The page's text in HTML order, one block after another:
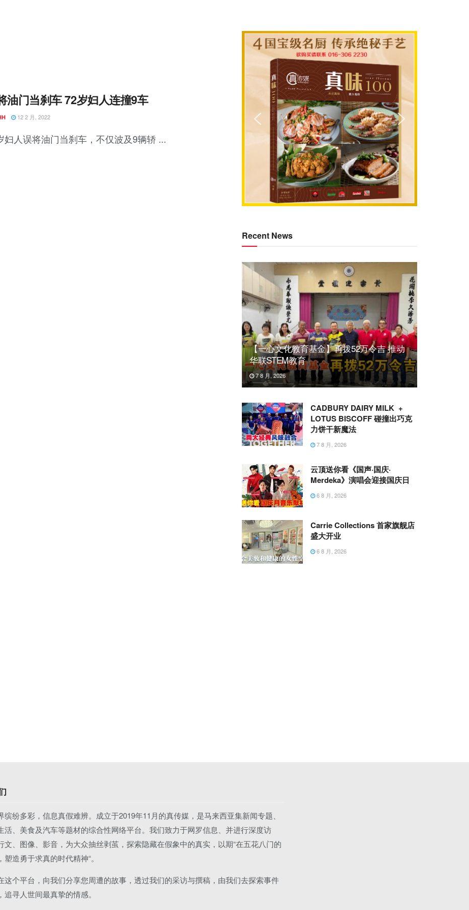
油门当刹车 72岁妇人连撞9车
12 2 月, 2022
妇人误将油门当刹车，不仅波及9辆轿 ...
Recent News
【一心文化教育基金】再拨52万令吉 推动
华联STEM教育
7 8 月, 2026
CADBURY DAIRY MILK +
LOTUS BISCOFF 碰撞出巧克
力饼干新魔法
7 8 月, 2026
云顶送你看《国声·国庆·
Merdeka》演唱会迎接国庆日
6 8 月, 2026
Carrie Collections 首家旗舰店
盛大开业
6 8 月, 2026
缤纷多彩，信息真假难辨。成立于2019年11月的真传媒，是马来西亚集新闻专题、
活、美食及汽车等题材的综合性网络平台。我们致力于网罗信息、并进行深度访
文、图像、影音，为大众抽丝剥茧，探索隐藏在假象中的真实，以期“在五花八门的
塑造勇于求真的时代精神“。
这个平台，向我们分享您周遭的故事，透过我们的采访与撰稿，由我们去探索事件
追寻人世间最真挚的情感。